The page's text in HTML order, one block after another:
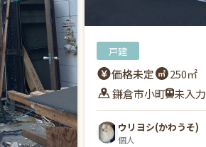
戸建
価格未定
250㎡
鎌倉市小町 未入力
ウリヨシ(かわうそ)
個人